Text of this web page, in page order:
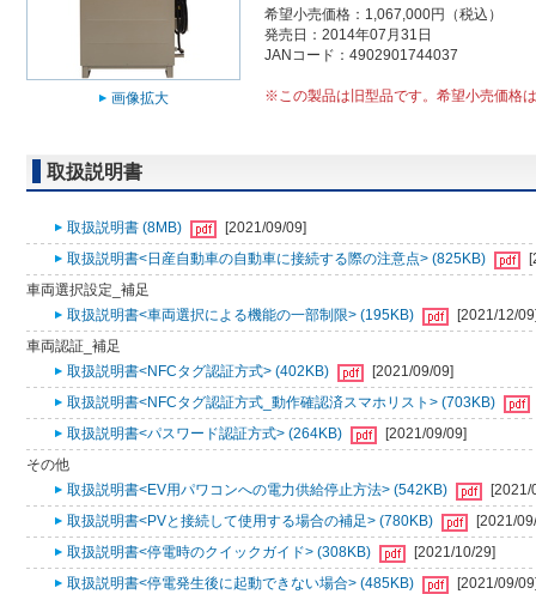
画像拡大
希望小売価格：1,067,000円（税込）
発売日：2014年07月31日
JANコード：4902901744037
※この製品は旧型品です。希望小売価格
取扱説明書
取扱説明書 (8MB)
[2021/09/09]
取扱説明書<日産自動車の自動車に接続する際の注意点> (825KB)
車両選択設定_補足
取扱説明書<車両選択による機能の一部制限> (195KB)
[2021/12/
車両認証_補足
取扱説明書<NFCタグ認証方式> (402KB)
[2021/09/09]
取扱説明書<NFCタグ認証方式_動作確認済スマホリスト> (703KB)
取扱説明書<パスワード認証方式> (264KB)
[2021/09/09]
その他
取扱説明書<EV用パワコンへの電力供給停止方法> (542KB)
[2021/
取扱説明書<PVと接続して使用する場合の補足> (780KB)
[2021/
取扱説明書<停電時のクイックガイド> (308KB)
[2021/10/29]
取扱説明書<停電発生後に起動できない場合> (485KB)
[2021/09/